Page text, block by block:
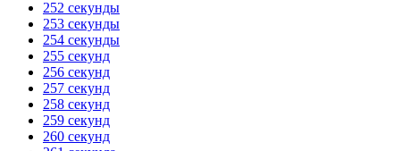
252 секунды
253 секунды
254 секунды
255 секунд
256 секунд
257 секунд
258 секунд
259 секунд
260 секунд